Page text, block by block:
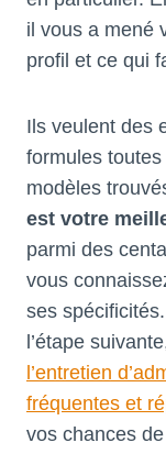
il vous a mené
profil et ce qui
Ils veulent des
formules
modèles
est votre
parmi des
vous
ses
l’étape
l’entretien
fréquentes et
vos chances